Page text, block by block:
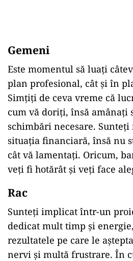
Gemeni
Este momentul să luați
plan profesional, cât și în
Simțiți de ceva vreme că
cum vă doriți, însă amânați
schimbări necesare.
situația financiară, însă nu
cât vă lamentați. Oricum,
veți fi hotărât și veți face
Rac
Sunteți implicat într-un
dedicat mult timp și
rezultatele pe care le
nervi și multă frustrare. În